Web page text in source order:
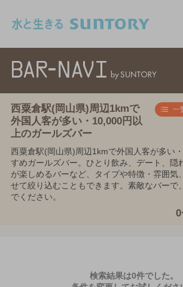
西粟倉駅(岡山県)周辺1kmで
外国人客が多い・10,000円以
上のガールズバー
一
西粟倉駅(岡山県)周辺1kmで外国人客が多い
すめガールズバー。ひとり飲み、デート、隠
が楽しめるバーなど、タイプや特徴・雰囲気
せて絞り込むこともできます。素敵なバーで
でください。
検索結果は0件でした。